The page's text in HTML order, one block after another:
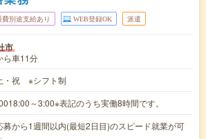
費別途支給あり WEB登録OK 派遣
市
ら車11分
・祝 ※シフト制
～3:00※表記のうち実働8時間です。
募から1週間以内(最短2日目)のスピード就業が可